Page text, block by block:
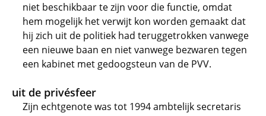
niet beschikbaar te zijn voor die functie, omdat
hem mogelijk het verwijt kon worden gemaakt dat
hij zich uit de politiek had teruggetrokken vanwege
een nieuwe baan en niet vanwege bezwaren tegen
een kabinet met gedoogsteun van de PVV.
uit de privésfeer
Zijn echtgenote was tot 1994 ambtelijk secretaris